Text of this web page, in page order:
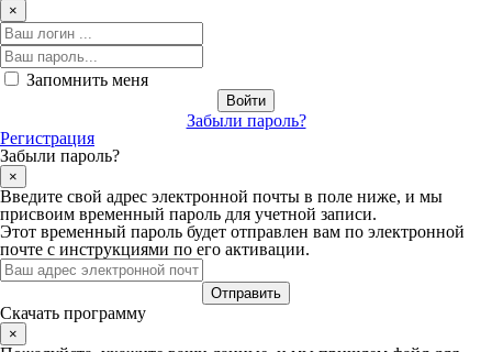
×
Запомнить меня
Забыли пароль?
Регистрация
Забыли пароль?
×
Введите свой адрес электронной почты в поле ниже, и мы
присвоим временный пароль для учетной записи.
Этот временный пароль будет отправлен вам по электронной
почте с инструкциями по его активации.
Скачать программу
×